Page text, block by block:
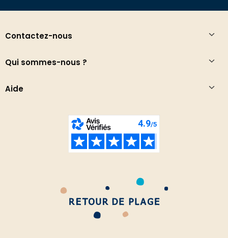
Contactez-nous
Qui sommes-nous ?
Aide